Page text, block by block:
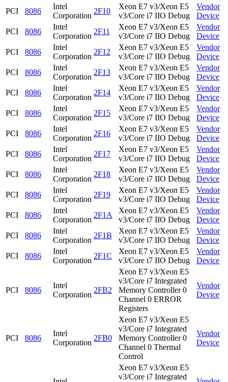
PCI 8086
Intel
Corporation
2F10
Xeon E7 v3/Xeon E5
v3/Core i7 IIO Debug
Vendor
Device
PCI
8086
Intel
Corporation
2F11
Xeon E7 v3/Xeon E5
v3/Core i7 IIO Debug
Vendor
Device
PCI
8086
Intel
Corporation
2F12
Xeon E7 v3/Xeon E5
v3/Core i7 IIO Debug
Vendor
Device
PCI
8086
Intel
Corporation
2F13
Xeon E7 v3/Xeon E5
v3/Core i7 IIO Debug
Vendor
Device
PCI
8086
Intel
Corporation
2F14
Xeon E7 v3/Xeon E5
v3/Core i7 IIO Debug
Vendor
Device
PCI
8086
Intel
Corporation
2F15
Xeon E7 v3/Xeon E5
v3/Core i7 IIO Debug
Vendor
Device
PCI
8086
Intel
Corporation
2F16
Xeon E7 v3/Xeon E5
v3/Core i7 IIO Debug
Vendor
Device
PCI
8086
Intel
Corporation
2F17
Xeon E7 v3/Xeon E5
v3/Core i7 IIO Debug
Vendor
Device
PCI
8086
Intel
Corporation
2F18
Xeon E7 v3/Xeon E5
v3/Core i7 IIO Debug
Vendor
Device
PCI
8086
Intel
Corporation
2F19
Xeon E7 v3/Xeon E5
v3/Core i7 IIO Debug
Vendor
Device
PCI
8086
Intel
Corporation
2F1A
Xeon E7 v3/Xeon E5
v3/Core i7 IIO Debug
Vendor
Device
PCI
8086
Intel
Corporation
2F1B
Xeon E7 v3/Xeon E5
v3/Core i7 IIO Debug
Vendor
Device
PCI
8086
Intel
Corporation
2F1C
Xeon E7 v3/Xeon E5
v3/Core i7 IIO Debug
Vendor
Device
PCI 8086
Intel
Corporation
2FB2
Xeon E7 v3/Xeon E5
v3/Core i7 Integrated
Memory Controller 0
Channel 0 ERROR
Registers
Vendor
Device
PCI 8086
Intel
Corporation
2FB0
Xeon E7 v3/Xeon E5
v3/Core i7 Integrated
Memory Controller 0
Channel 0 Thermal
Control
Vendor
Device
Xeon E7 v3/Xeon E5
v3/Core i7 Integrated